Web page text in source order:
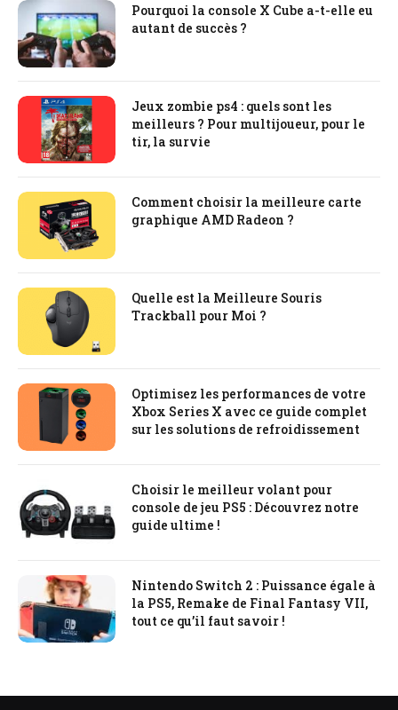
Pourquoi la console X Cube a-t-elle eu
autant de succès ?
Jeux zombie ps4 : quels sont les
meilleurs ? Pour multijoueur, pour le
tir, la survie
Comment choisir la meilleure carte
graphique AMD Radeon ?
Quelle est la Meilleure Souris
Trackball pour Moi ?
Optimisez les performances de votre
Xbox Series X avec ce guide complet
sur les solutions de refroidissement
Choisir le meilleur volant pour
console de jeu PS5 : Découvrez notre
guide ultime !
Nintendo Switch 2 : Puissance égale à
la PS5, Remake de Final Fantasy VII,
tout ce qu’il faut savoir !